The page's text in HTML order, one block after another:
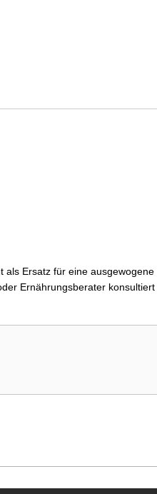
als Ersatz für eine ausgewogene
Ernährungsberater konsultiert